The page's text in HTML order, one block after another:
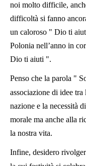
noi molto difficile,
difficoltà si fanno
un caloroso " Dio ti
Polonia nell’anno in
Dio ti aiuti ".
Penso che la parola "
associazione di idee
nazione e la necessità
morale ma anche alla
la nostra vita.
Infine, desidero